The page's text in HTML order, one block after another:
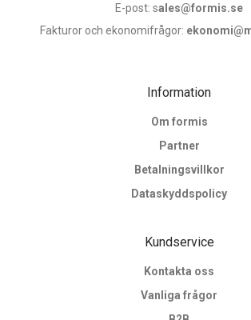
E-post: sales@formis.se
Fakturor och ekonomifrågor:
Information
Om formis
Partner
Betalningsvillkor
Dataskyddspolicy
Kundservice
Kontakta oss
Vanliga frågor